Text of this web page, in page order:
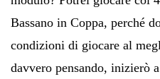
Bassano in Coppa, perché
condizioni di giocare al
davvero pensando, inizierò